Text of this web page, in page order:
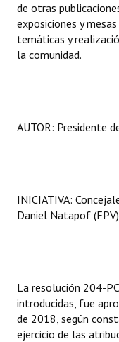
de otras
exposiciones y
temáticas y
la comunidad.
AUTOR: Presidente
INICIATIVA:
Daniel Natapof
La resolución 204-
introducidas, fue
de 2018, según
ejercicio de las